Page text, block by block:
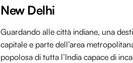
New Delhi
Guardando alle città indiane, una
capitale e parte dell’area
popolosa di tutta l’India capace di